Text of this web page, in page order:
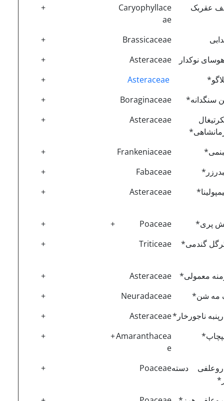
عقربک
Caryophyllace
ae
+
Brassicaceae
+
نوکدار
Asteraceae
+
+
سنگدانه*
Boraginaceae
+
Asteraceae
+
Frankeniaceae
+
Fabaceae
+
Asteraceae
+
پری* Poaceae
+
+
گندمی*
Triticeae
+
معمولی* Asteraceae
+
مه شن*
Neuradaceae
+
ناجورخار*Asteraceae
+
Amaranthacea
e
+
+
دستهPoaceae
+